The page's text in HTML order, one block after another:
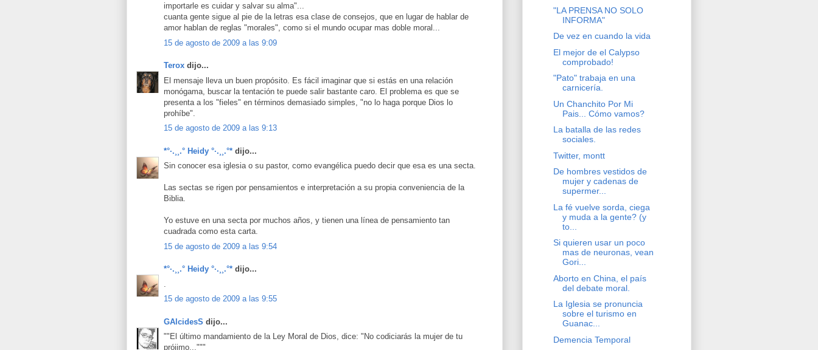
importarle es cuidar y salvar su alma"...
cuanta gente sigue al pie de la letras esa clase de consejos, que en lugar de hablar de
amor hablan de reglas "morales", como si el mundo ocupar mas doble moral...
15 de agosto de 2009 a las 9:09
Terox dijo...
El mensaje lleva un buen propósito. Es fácil imaginar que si estás en una relación
monógama, buscar la tentación te puede salir bastante caro. El problema es que se
presenta a los "fieles" en términos demasiado simples, "no lo haga porque Dios lo
prohíbe".
15 de agosto de 2009 a las 9:13
*°·.¸¸.° Heidy °·.¸¸.°* dijo...
Sin conocer esa iglesia o su pastor, como evangélica puedo decir que esa es una secta.
Las sectas se rigen por pensamientos e interpretación a su propia conveniencia de la
Biblia.
Yo estuve en una secta por muchos años, y tienen una línea de pensamiento tan
cuadrada como esta carta.
15 de agosto de 2009 a las 9:54
*°·.¸¸.° Heidy °·.¸¸.°* dijo...
15 de agosto de 2009 a las 9:55
GAlcidesS dijo...
""El último mandamiento de la Ley Moral de Dios, dice: "No codiciarás la mujer de tu
prójimo..."""
"LA PRENSA NO SOLO
INFORMA"
De vez en cuando la vida
El mejor de el Calypso
comprobado!
"Pato" trabaja en una
carnicería.
Un Chanchito Por Mi
Pais... Cómo vamos?
La batalla de las redes
sociales.
Twitter, montt
De hombres vestidos de
mujer y cadenas de
supermer...
La fé vuelve sorda, ciega
y muda a la gente? (y
to...
Si quieren usar un poco
mas de neuronas, vean
Gori...
Aborto en China, el país
del debate moral.
La Iglesia se pronuncia
sobre el turismo en
Guanac...
Demencia Temporal